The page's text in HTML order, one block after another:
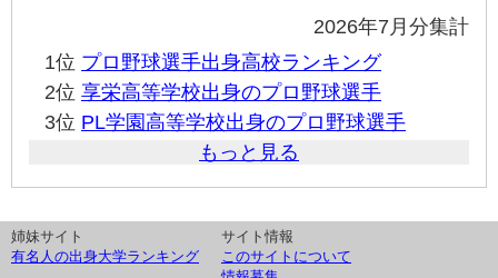
2026年7月分集計
1位 プロ野球選手出身高校ランキング
2位 享栄高等学校出身のプロ野球選手
3位 PL学園高等学校出身のプロ野球選手
もっと見る
姉妹サイト
有名人の出身大学ランキング
サイト情報
このサイトについて